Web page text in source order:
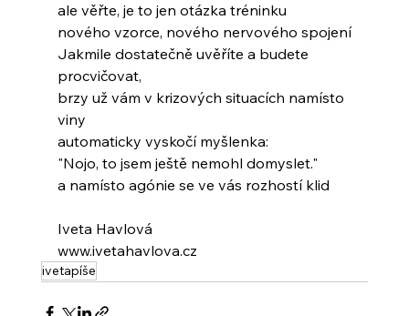
ale věřte, je to jen otázka tréninku
nového vzorce, nového nervového spojení
Jakmile dostatečně uvěříte a budete
procvičovat,
brzy už vám v krizových situacích namísto
viny
automaticky vyskočí myšlenka:
"Nojo, to jsem ještě nemohl domyslet."
a namísto agónie se ve vás rozhostí klid
Iveta Havlová
www.ivetahavlova.cz
ivetapíše